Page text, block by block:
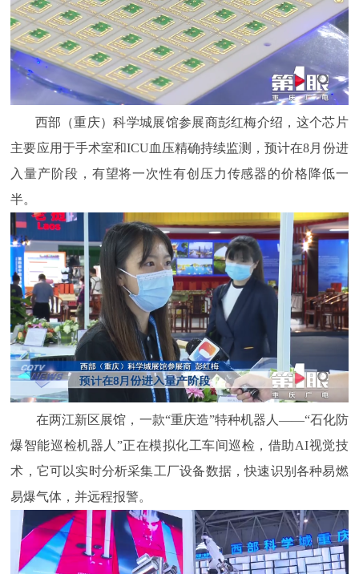
西部（重庆）科学城展馆参展商彭红梅介绍，这个芯片
主要应用于手术室和ICU血压精确持续监测，预计在8月份进
入量产阶段，有望将一次性有创压力传感器的价格降低一
半。
在两江新区展馆，一款“重庆造”特种机器人——“石化防
爆智能巡检机器人”正在模拟化工车间巡检，借助AI视觉技
术，它可以实时分析采集工厂设备数据，快速识别各种易燃
易爆气体，并远程报警。